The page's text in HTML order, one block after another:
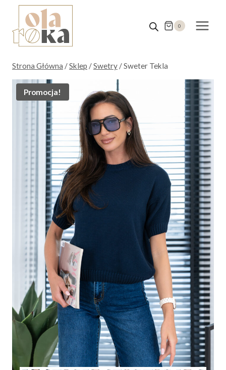
Przejdź
treści
0
Strona Główna /Sklep /Swetry /Sweter Tekla
Promocja!